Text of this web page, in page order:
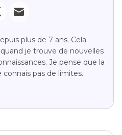
plus de 7 ans. Cela
je trouve de nouvelles
Je pense que la
pas de limites.